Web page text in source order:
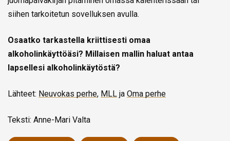
siihen tarkoitetun sovelluksen avulla.
Osaatko tarkastella kriittisesti omaa
alkoholinkäyttöäsi? Millaisen mallin haluat antaa
lapsellesi alkoholinkäytöstä?
Lähteet: Neuvokas perhe, MLL ja Oma perhe
Teksti: Anne-Mari Valta